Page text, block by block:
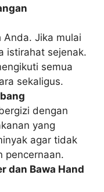
Anda. Jika mulai
istirahat sejenak.
semua
sekaligus.
dengan
yang
agar tidak
pencernaan.
dan Bawa Hand